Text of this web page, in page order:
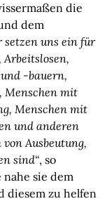
die
dem
setzen uns ein für
-bauern,
Menschen mit
Menschen mit
und anderen
Ausbeutung,
sind“, so
sie dem
diesem zu helfen